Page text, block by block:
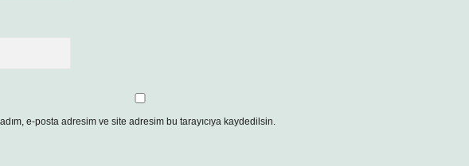
e-posta adresim ve site adresim bu tarayıcıya kaydedilsin.